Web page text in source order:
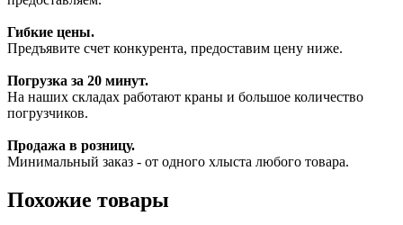
Гибкие цены.
Предъявите счет конкурента, предоставим цену ниже.
Погрузка за 20 минут.
На наших складах работают краны и большое количество
погрузчиков.
Продажа в розницу.
Минимальный заказ - от одного хлыста любого товара.
Похожие товары